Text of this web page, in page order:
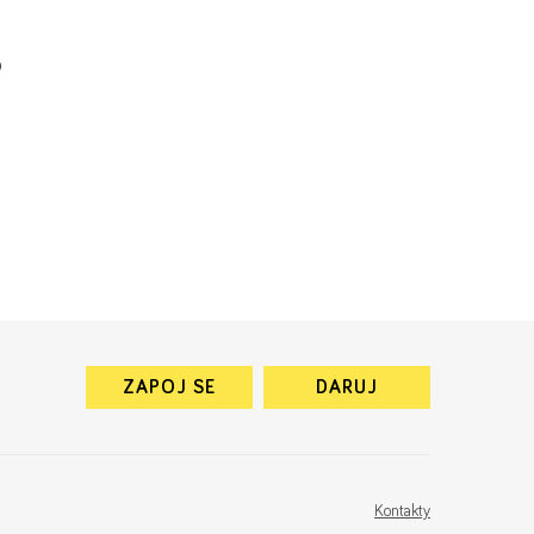
ZAPOJ SE DARUJ
Kontakty